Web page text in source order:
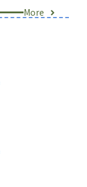
More